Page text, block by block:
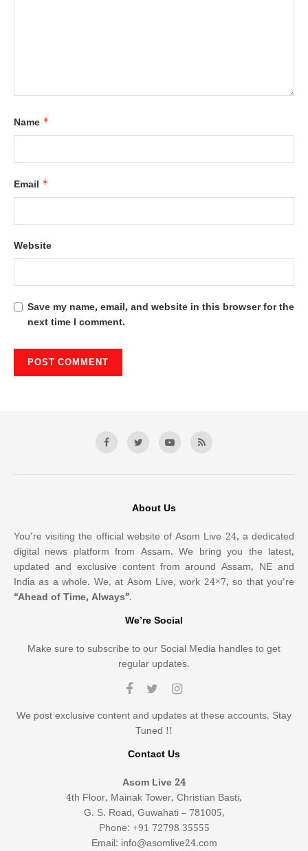
Name *
Email *
Website
Save my name, email, and website in this browser for the
next time I comment.
About Us
You’re visiting the official website of Asom Live 24, a dedicated
digital news platform from Assam. We bring you the latest,
updated and exclusive content from around Assam, NE and
India as a whole. We, at Asom Live, work 24×7, so that you’re
“Ahead of Time, Always”.
We’re Social
Make sure to subscribe to our Social Media handles to get
regular updates.
We post exclusive content and updates at these accounts. Stay
Tuned !!
Contact Us
Asom Live 24
4th Floor, Mainak Tower, Christian Basti,
G. S. Road, Guwahati – 781005,
Phone: +91 72798 35555
Email: info@asomlive24.com